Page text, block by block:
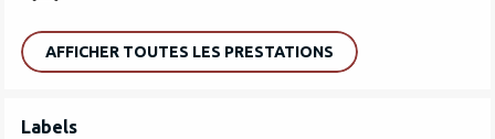
AFFICHER TOUTES LES PRESTATIONS
OFFRES DE PRESTATIONS
Labels
Labels